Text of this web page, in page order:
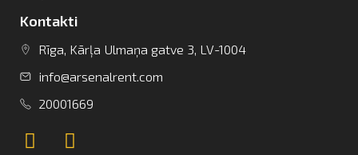
info@arsenalrent.com
+37120001669
Kontakti
Rīga, Kārļa Ulmaņa gatve 3, LV-1004
info@arsenalrent.com
20001669